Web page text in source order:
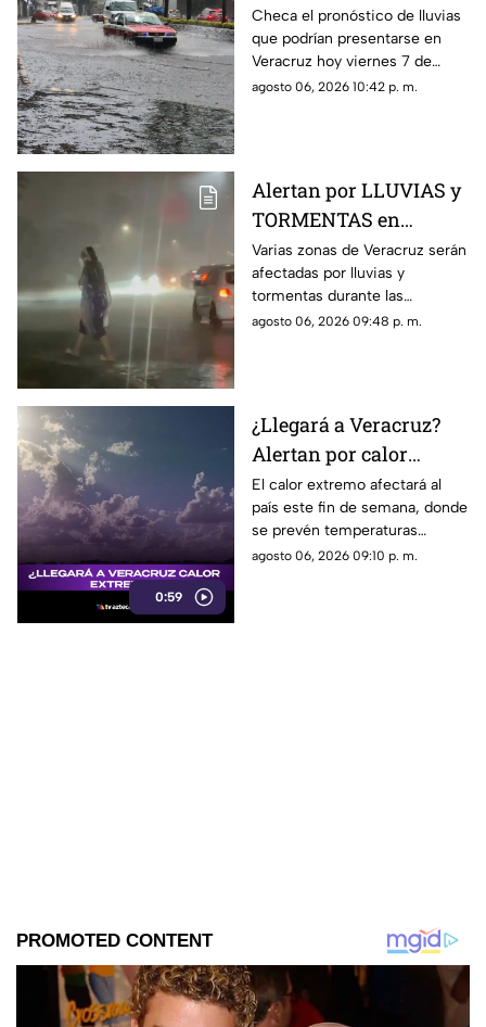
lluvias en el estado de
Veracruz hoy 7 de
agosto de 2026
Checa el pronóstico de lluvias
que podrían presentarse en
Veracruz hoy viernes 7 de
agosto de 2026, así como la
agosto 06, 2026 10:42 p. m.
Alertan por LLUVIAS y
TORMENTAS en
Veracruz durante las
próximas horas; estas
serán las ZONAS
AFECTADAS
Varias zonas de Veracruz serán
afectadas por lluvias y
tormentas durante las
próximas horas, de acuerdo
agosto 06, 2026 09:48 p. m.
0:59
¿Llegará a Veracruz?
Alertan por calor
EXTREMO de hasta 48
grados; esto se sabe
El calor extremo afectará al
país este fin de semana, donde
se prevén temperaturas
máximas de hasta 48 grados
agosto 06, 2026 09:10 p. m.